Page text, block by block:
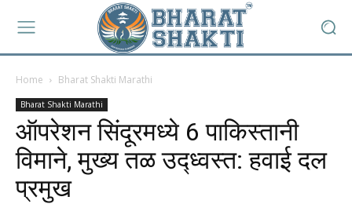
Home Bharat Shakti Marathi
Bharat Shakti Marathi
ऑपरेशन सिंदूरमध्ये 6 पाकिस्तानी
विमाने, मुख्य तळ उद्ध्वस्त: हवाई दल
प्रमुख